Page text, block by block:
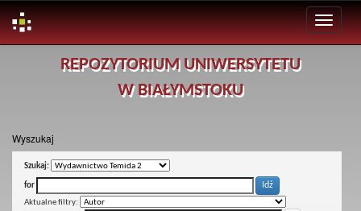
REPOZYTORIUM UNIWERSYTETU
W BIAŁYMSTOKU
Wyszukaj
Szukaj:
for
Aktualne filtry: